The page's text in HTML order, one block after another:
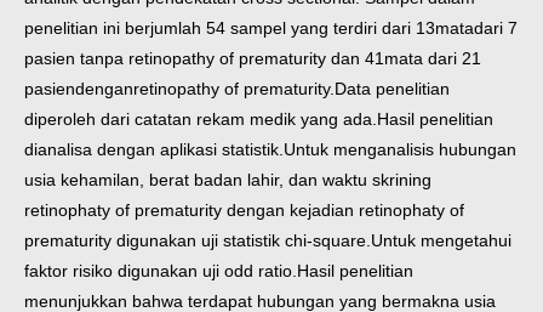
penelitian ini berjumlah 54 sampel yang terdiri dari 13matadari 7
pasien tanpa retinopathy of prematurity dan 41mata dari 21
pasiendenganretinopathy of prematurity.Data penelitian
diperoleh dari catatan rekam medik yang ada.Hasil penelitian
dianalisa dengan aplikasi statistik.Untuk menganalisis hubungan
usia kehamilan, berat badan lahir, dan waktu skrining
retinophaty of prematurity dengan kejadian retinophaty of
prematurity digunakan uji statistik chi-square.Untuk mengetahui
faktor risiko digunakan uji odd ratio. Hasil penelitian
menunjukkan bahwa terdapat hubungan yang bermakna usia